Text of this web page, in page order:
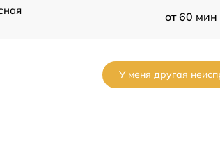
от 60 мин
У меня другая